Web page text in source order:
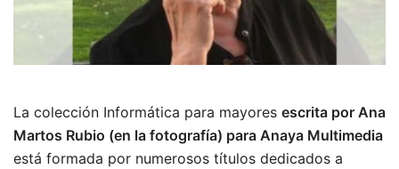
La colección Informática para mayores escrita por Ana
Martos Rubio (en la fotografía) para Anaya Multimedia
está formada por numerosos títulos dedicados a